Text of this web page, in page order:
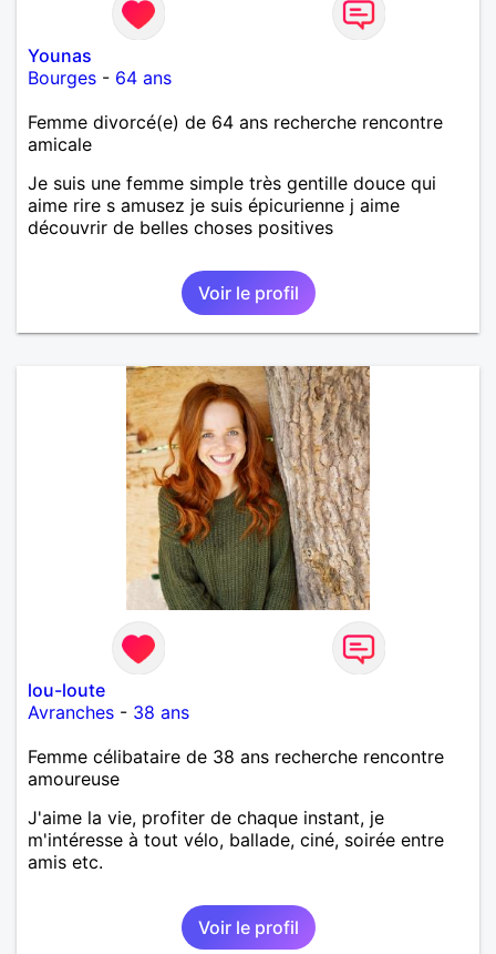
Younas
Bourges - 64 ans
Femme divorcé(e) de 64 ans recherche rencontre
amicale
Je suis une femme simple très gentille douce qui
aime rire s amusez je suis épicurienne j aime
découvrir de belles choses positives
Voir le profil
lou-loute
Avranches - 38 ans
Femme célibataire de 38 ans recherche rencontre
amoureuse
J'aime la vie, profiter de chaque instant, je
m'intéresse à tout vélo, ballade, ciné, soirée entre
amis etc.
Voir le profil